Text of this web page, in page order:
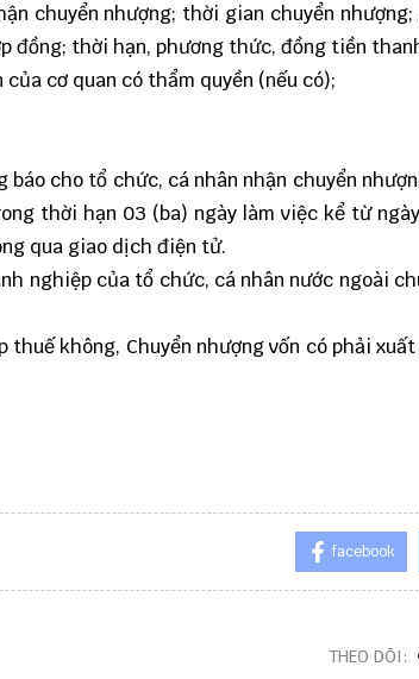
chuyển nhượng; thời gian chuyển
đồng; thời hạn, phương thức, đồng tiền
cơ quan có thẩm quyền (nếu có);
cho tổ chức, cá nhân nhận chuyển
thời hạn 03 (ba) ngày làm việc kể từ
qua giao dịch điện tử.
nghiệp của tổ chức, cá nhân nước ngoài
thuế không, Chuyển nhượng vốn có phải
facebook
THEO DÕI: